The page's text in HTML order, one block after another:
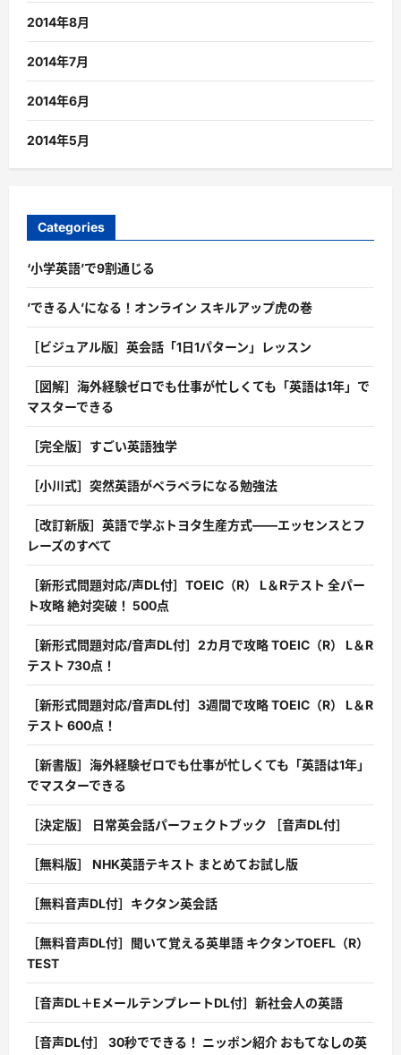
2014年8月
2014年7月
2014年6月
2014年5月
Categories
‘小学英語’で9割通じる
’できる人’になる！オンライン スキルアップ虎の巻
［ビジュアル版］英会話「1日1パターン」レッスン
［図解］海外経験ゼロでも仕事が忙しくても「英語は1年」で
マスターできる
［完全版］すごい英語独学
［小川式］突然英語がペラペラになる勉強法
［改訂新版］英語で学ぶトヨタ生産方式――エッセンスとフ
レーズのすべて
［新形式問題対応/声DL付］TOEIC（R） L＆Rテスト 全パー
ト攻略 絶対突破！ 500点
［新形式問題対応/音声DL付］2カ月で攻略 TOEIC（R） L＆R
テスト 730点！
［新形式問題対応/音声DL付］3週間で攻略 TOEIC（R） L＆R
テスト 600点！
［新書版］海外経験ゼロでも仕事が忙しくても「英語は1年」
でマスターできる
［決定版］ 日常英会話パーフェクトブック ［音声DL付］
［無料版］ NHK英語テキスト まとめてお試し版
［無料音声DL付］キクタン英会話
［無料音声DL付］聞いて覚える英単語 キクタンTOEFL（R）
TEST
［音声DL＋EメールテンプレートDL付］新社会人の英語
［音声DL付］ 30秒でできる！ ニッポン紹介 おもてなしの英